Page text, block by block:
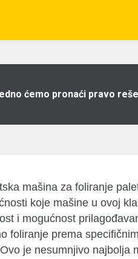
ćemo pronaći pravo
mašina za foliranje
koje mašine u ovoj
i mogućnost
foliranje prema specifičnim
je nesumnjivo najbolja